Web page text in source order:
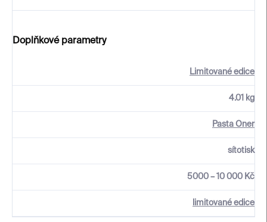
Doplňkové parametry
Limitované edice
4.01 kg
Pasta Oner
sítotisk
5000 – 10 000 Kč
limitované edice